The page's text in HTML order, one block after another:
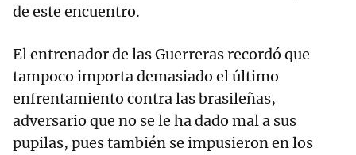
de este encuentro.
El entrenador de las Guerreras recordó que
tampoco importa demasiado el último
enfrentamiento contra las brasileñas,
adversario que no se le ha dado mal a sus
pupilas, pues también se impusieron en los